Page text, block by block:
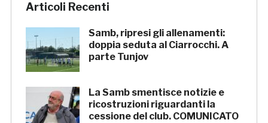
Articoli Recenti
Samb, ripresi gli allenamenti:
doppia seduta al Ciarrocchi. A
parte Tunjov
La Samb smentisce notizie e
ricostruzioni riguardanti la
cessione del club. COMUNICATO